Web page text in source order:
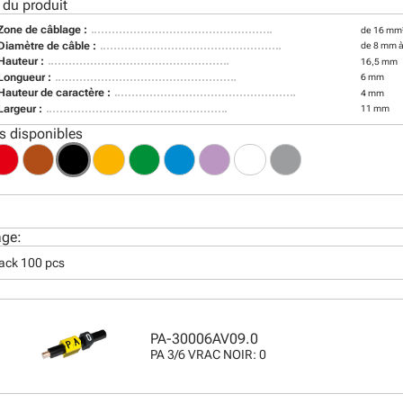
produit
de câblage : de 16
de câble : de 8 mm
: 16,5 mm
: 6 mm
de caractère : 4 mm
: 11 mm
disponibles
100 pcs
PA-30006AV09.0
PA 3/6 VRAC NOIR: 0